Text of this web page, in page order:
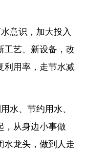
意识，加大投入
工艺、新设备，改
利用率，走节水减
水、节约用水、
，从身边小事做
水龙头，做到人走